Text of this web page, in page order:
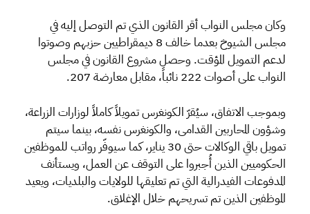
وكان مجلس النواب أقر القانون الذي تم التوصل إليه في
مجلس الشيوخ بعدما خالف 8 ديمقراطيين حزبهم وصوتوا
لدعم التمويل المؤقت. وحصل مشروع القانون في مجلس
النواب على أصوات 222 نائباً، مقابل معارضة 207.
وبموجب الاتفاق، سيُقرّ الكونغرس تمويلاً كاملاً لوزارات الزراعة،
وشؤون المحاربين القدامى، والكونغرس نفسه، بينما سيتم
تمويل باقي الوكالات حتى 30 يناير، كما سيوفّر رواتب للموظفين
الحكوميين الذين أُجبروا على التوقف عن العمل، ويستأنف
المدفوعات الفيدرالية التي تم تعليقها للولايات والبلديات، ويعيد
الموظفين الذين تم تسريحهم خلال الإغلاق.